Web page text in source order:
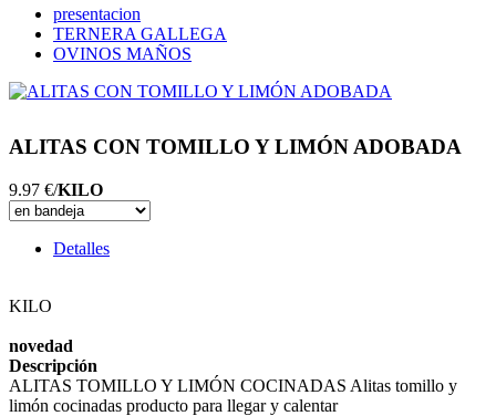
presentacion
TERNERA GALLEGA
OVINOS MAÑOS
ALITAS CON TOMILLO Y LIMÓN ADOBADA
9.97 €/KILO
Detalles
KILO
novedad
Descripción
ALITAS TOMILLO Y LIMÓN COCINADAS Alitas tomillo y
limón cocinadas producto para llegar y calentar